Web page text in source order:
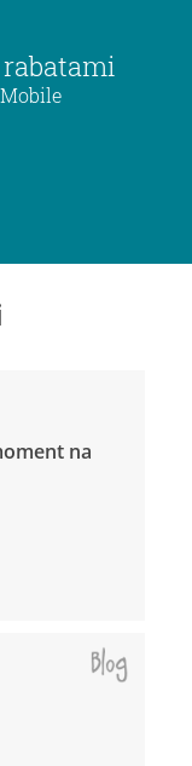
rabatami
na